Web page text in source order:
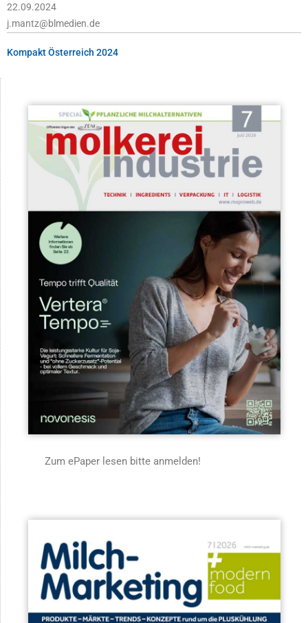
22.09.2024
j.mantz@blmedien.de
Kompakt Österreich 2024
Zum ePaper lesen bitte anmelden!